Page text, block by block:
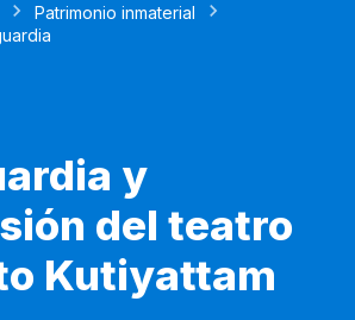
Patrimonio inmaterial
y
del teatro
Kutiyattam